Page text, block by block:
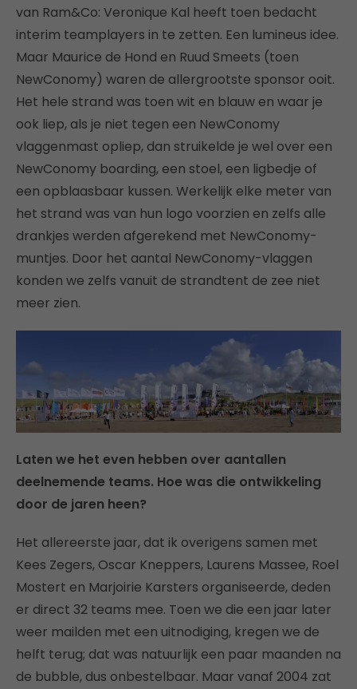
van Ram&Co: Veronique Kal heeft toen bedacht
interim teamplayers in te zetten. Een lumineus idee.
Maar Maurice de Hond en Ruud Smeets (toen
NewConomy) waren de allergrootste sponsor ooit.
Het hele strand was toen wit en blauw en waar je
ook liep, als je niet tegen een NewConomy
vlaggenmast opliep, dan struikelde je wel over een
NewConomy boarding, een stoel, een ligbedje of
een opblaasbaar kussen. Werkelijk elke meter van
het strand was van hun logo voorzien en zelfs alle
drankjes werden afgerekend met NewConomy-
muntjes. Door het aantal NewConomy-vlaggen
konden we zelfs vanuit de strandtent de zee niet
meer zien.
Laten we het even hebben over aantallen
deelnemende teams. Hoe was die ontwikkeling
door de jaren heen?
Het allereerste jaar, dat ik overigens samen met
Kees Zegers, Oscar Kneppers, Laurens Massee, Roel
Mostert en Marjoirie Karsters organiseerde, deden
er direct 32 teams mee. Toen we die een jaar later
weer mailden met een uitnodiging, kregen we de
helft terug; dat was natuurlijk een paar maanden na
de bubble, dus onbestelbaar. Maar vanaf 2004 zat